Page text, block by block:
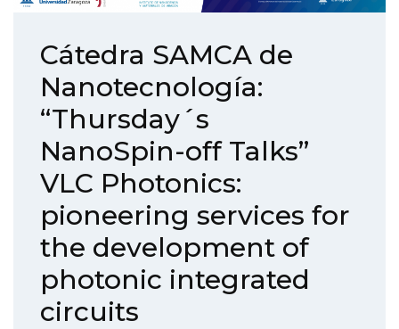
Cátedra SAMCA de
Nanotecnología:
“Thursday´s
NanoSpin-off Talks”
VLC Photonics:
pioneering services for
the development of
photonic integrated
circuits